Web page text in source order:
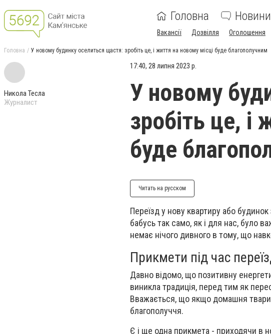
Головна Новини
Вакансії Дозвілля Оголошення
Головна У новому будинку оселиться щастя: зробіть це, і життя на новому місці буде благополучним
Никола Тесла
Журналист
17:40, 28 липня 2023 р.
У новому
зробіть це, і
буде
Читать на русском
Переїзд у нову квартиру або
бабусь так само, як і для нас, було
немає нічого дивного в тому, що
Прикмети під час
Давно відомо, що позитивну
виникла традиція, перед тим як
Вважається, що якщо домашня
благополуччя.
Є і ще одна прикмета - приходячи в